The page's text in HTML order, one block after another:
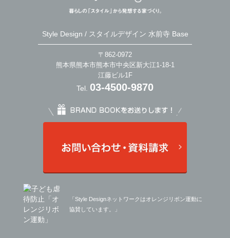
Style Design / スタイルデザイン 水前寺 Base
〒862-0972
熊本県熊本市熊本市中央区新大江1-18-1
江藤ビル1F
Tel. 03-4500-9870
「Style Designネットワークはオレンジリボン運動に
協賛しています。」